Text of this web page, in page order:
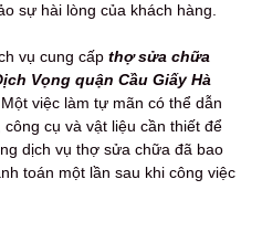
sự hài lòng của khách hàng.
vụ cung cấp thợ sửa chữa
Vọng quận Cầu Giấy Hà
việc làm tự mãn có thể dẫn
cụ và vật liệu cần thiết để
dịch vụ thợ sửa chữa đã bao
toán một lần sau khi công việc